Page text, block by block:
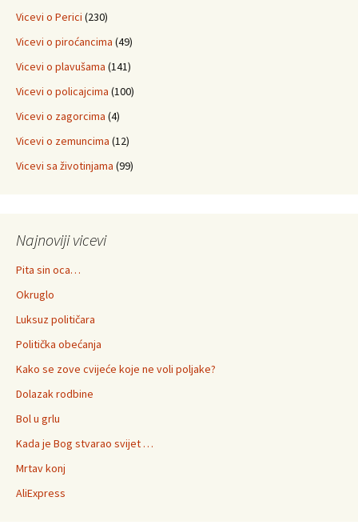
Vicevi o Perici (230)
Vicevi o piroćancima (49)
Vicevi o plavušama (141)
Vicevi o policajcima (100)
Vicevi o zagorcima (4)
Vicevi o zemuncima (12)
Vicevi sa životinjama (99)
Najnoviji vicevi
Pita sin oca…
Okruglo
Luksuz političara
Politička obećanja
Kako se zove cvijeće koje ne voli poljake?
Dolazak rodbine
Bol u grlu
Kada je Bog stvarao svijet …
Mrtav konj
AliExpress